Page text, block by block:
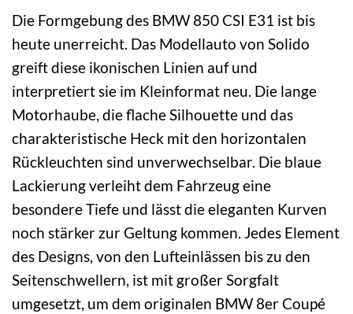
Die Formgebung des BMW 850 CSI E31 ist bis
heute unerreicht. Das Modellauto von Solido
greift diese ikonischen Linien auf und
interpretiert sie im Kleinformat neu. Die lange
Motorhaube, die flache Silhouette und das
charakteristische Heck mit den horizontalen
Rückleuchten sind unverwechselbar. Die blaue
Lackierung verleiht dem Fahrzeug eine
besondere Tiefe und lässt die eleganten Kurven
noch stärker zur Geltung kommen. Jedes Element
des Designs, von den Lufteinlässen bis zu den
Seitenschwellern, ist mit großer Sorgfalt
umgesetzt, um dem originalen BMW 8er Coupé